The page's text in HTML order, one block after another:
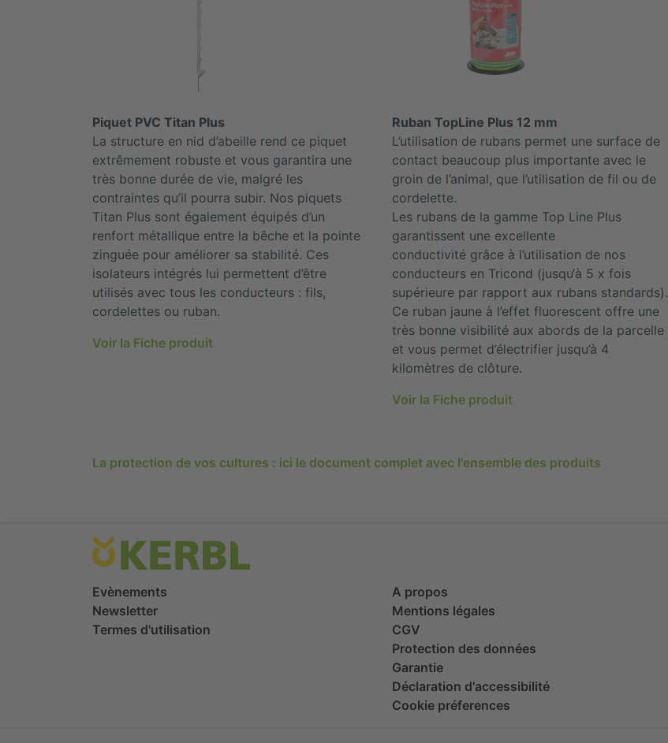
Piquet PVC Titan Plus
La structure en nid d’abeille rend ce piquet
extrêmement robuste et vous garantira une
très bonne durée de vie, malgré les
contraintes qu’il pourra subir. Nos piquets
Titan Plus sont également équipés d’un
renfort métallique entre la bêche et la pointe
zinguée pour améliorer sa stabilité. Ces
isolateurs intégrés lui permettent d’être
utilisés avec tous les conducteurs : fils,
cordelettes ou ruban.
Voir la Fiche produit
Ruban TopLine Plus 12 mm
L’utilisation de rubans permet une surface de
contact beaucoup plus importante avec le
groin de l’animal, que l’utilisation de fil ou de
cordelette.
Les rubans de la gamme Top Line Plus
garantissent une excellente
conductivité grâce à l’utilisation de nos
conducteurs en Tricond (jusqu‘à 5 x fois
supérieure par rapport aux rubans standards).
Ce ruban jaune à l’effet fluorescent offre une
très bonne visibilité aux abords de la parcelle
et vous permet d’électrifier jusqu’à 4
kilomètres de clôture.
Voir la Fiche produit
La protection de vos cultures : ici le document complet avec l'ensemble des produits
Evènements
Newsletter
Termes d'utilisation
A propos
Mentions légales
CGV
Protection des données
Garantie
Déclaration d'accessibilité
Cookie préferences